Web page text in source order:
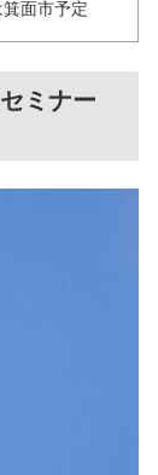
面市予定
ミナー